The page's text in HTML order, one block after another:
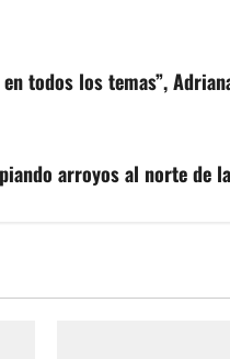
todos los temas”,
arroyos al norte de